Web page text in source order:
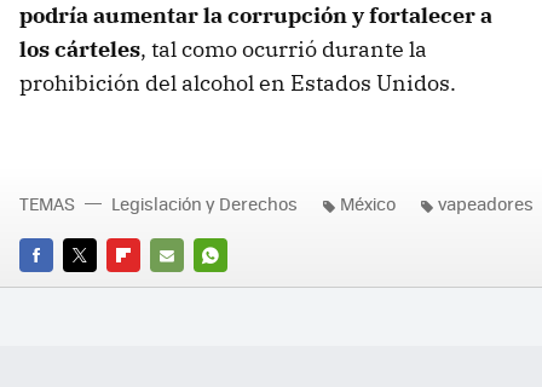
podría aumentar la corrupción y fortalecer a
los cárteles, tal como ocurrió durante la
prohibición del alcohol en Estados Unidos.
FACEBOOK
TWITTERFLIPBOARD
E-
WHATSAPP
TEMAS Legislación y Derechos México vapeadores